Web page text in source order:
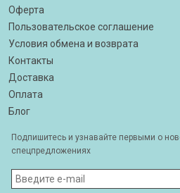
Оферта
Пользовательское соглашение
Условия обмена и возврата
Контакты
Доставка
Оплата
Блог
Подпишитесь и узнавайте первыми о
спецпредложениях